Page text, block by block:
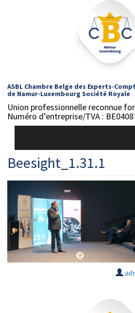
ASBL Chambre Belge des Experts-
de Namur-Luxembourg Société Royale
Union professionnelle reconnue
Numéro d’entreprise/TVA :
Beesight_1.31.1